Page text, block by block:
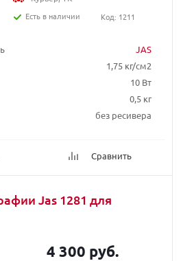
JAS
1,75 кг/см2
10 Вт
0,5 кг
без ресивера
Сравнить
Есть в наличии
Код: 1211
Jas 1281 для
4 300 руб.